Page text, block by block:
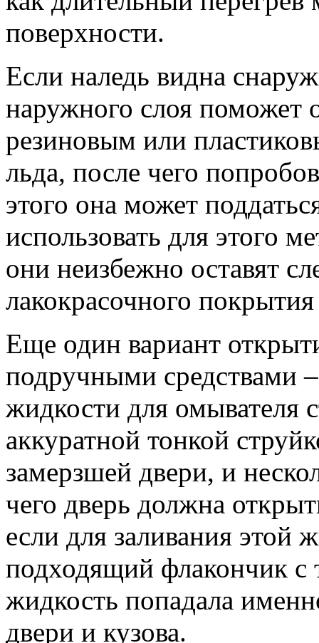
поверхности.
Если наледь видна
наружного слоя поможет
резиновым или
льда, после чего
этого она может
использовать для этого
они неизбежно оставят
лакокрасочного
Еще один вариант
подручными средствами
жидкости для омывателя
аккуратной тонкой
замерзшей двери, и
чего дверь должна
если для заливания этой
подходящий флакончик
жидкость попадала
двери и кузова.